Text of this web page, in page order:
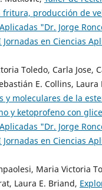
fritura, producción de
"Dr. Jorge
Jornadas en Ciencias
Toledo, Carla Jose,
E. Collins, Laura
y moleculares de la
y ketoprofeno con
"Dr. Jorge
Jornadas en Ciencias
Maria Victoria
Laura E. Briand,